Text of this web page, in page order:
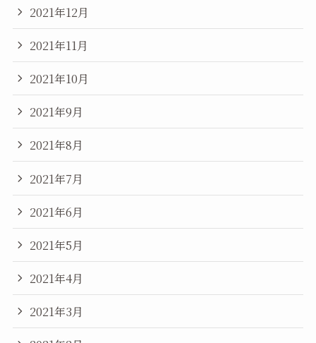
2021年12月
2021年11月
2021年10月
2021年9月
2021年8月
2021年7月
2021年6月
2021年5月
2021年4月
2021年3月